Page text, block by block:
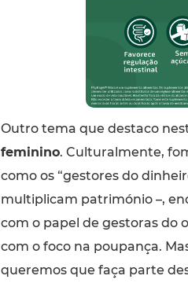
Outro tema que destaco
feminino. Culturalmente,
como os “gestores do
multiplicam património –,
com o papel de gestoras do
com o foco na poupança.
queremos que faça parte